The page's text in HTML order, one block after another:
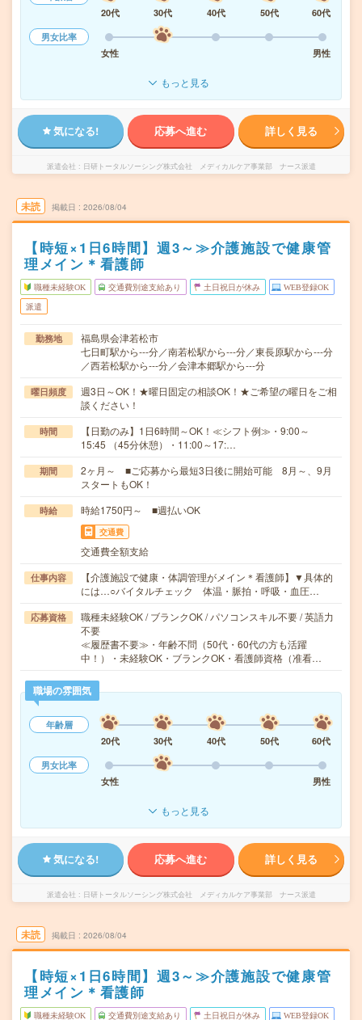
20代
30代 40代 50代
60代
男女比率
女性
男性
もっと見る
気になる! 応募へ進む 詳しく見る
派遣会社 日研トータルソーシング株式会社 メディカルケア事業部 ナース派遣
未読 掲載日 2026/08/04
【時短×1日6時間】週3～≫介護施設で健康管
理メイン＊看護師
職種未経験OK 交通費別途支給あり 土日祝日が休み WEB登録OK
派遣
勤務地
福島県会津若松市
七日町駅から---分／南若松駅から---分／東長原駅から---分
／西若松駅から---分／会津本郷駅から---分
曜日頻度
週3日～OK！★曜日固定の相談OK！★ご希望の曜日をご相
談ください！
時間
【日勤のみ】1日6時間～OK！≪シフト例≫・9:00～
15:45 （45分休憩）・11:00～17:…
期間
2ヶ月～ ■ご応募から最短3日後に開始可能 8月～、9月
スタートもOK！
時給 時給1750円～ ■週払いOK
交通費
交通費全額支給
仕事内容
【介護施設で健康・体調管理がメイン＊看護師】▼具体的
には…○バイタルチェック 体温・脈拍・呼吸・血圧…
応募資格
職種未経験OK / ブランクOK / パソコンスキル不要 / 英語力
不要
≪履歴書不要≫・年齢不問（50代・60代の方も活躍
中！）・未経験OK・ブランクOK・看護師資格（准看…
職場の雰囲気
年齢層
20代
30代 40代 50代
60代
男女比率
女性
男性
もっと見る
気になる! 応募へ進む 詳しく見る
派遣会社 日研トータルソーシング株式会社 メディカルケア事業部 ナース派遣
未読 掲載日 2026/08/04
【時短×1日6時間】週3～≫介護施設で健康管
理メイン＊看護師
職種未経験OK 交通費別途支給あり 土日祝日が休み WEB登録OK